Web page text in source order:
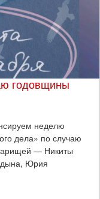
годовщины
неделю
дела» по случаю
— Никиты
Юрия